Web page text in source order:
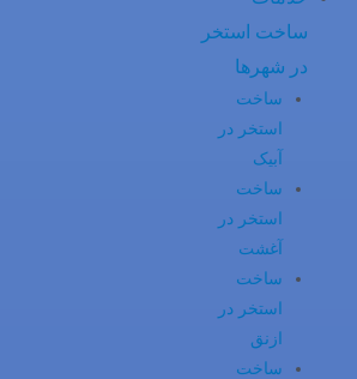
ساخت استخر
در شهرها
ساخت
استخر در
آبیک
ساخت
استخر در
آغشت
ساخت
استخر در
ازنق
ساخت